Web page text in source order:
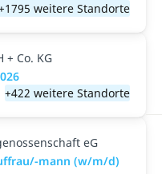
weitere Standorte
Co. KG
+422 weitere Standorte
eG
mann (w/m/d)